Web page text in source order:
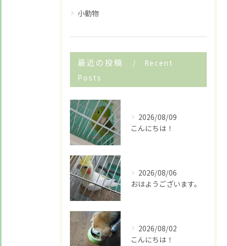
小動物
最近の投稿
Recent
Posts
2026/08/09
こんにちは！
2026/08/06
おはようございます。
2026/08/02
こんにちは！